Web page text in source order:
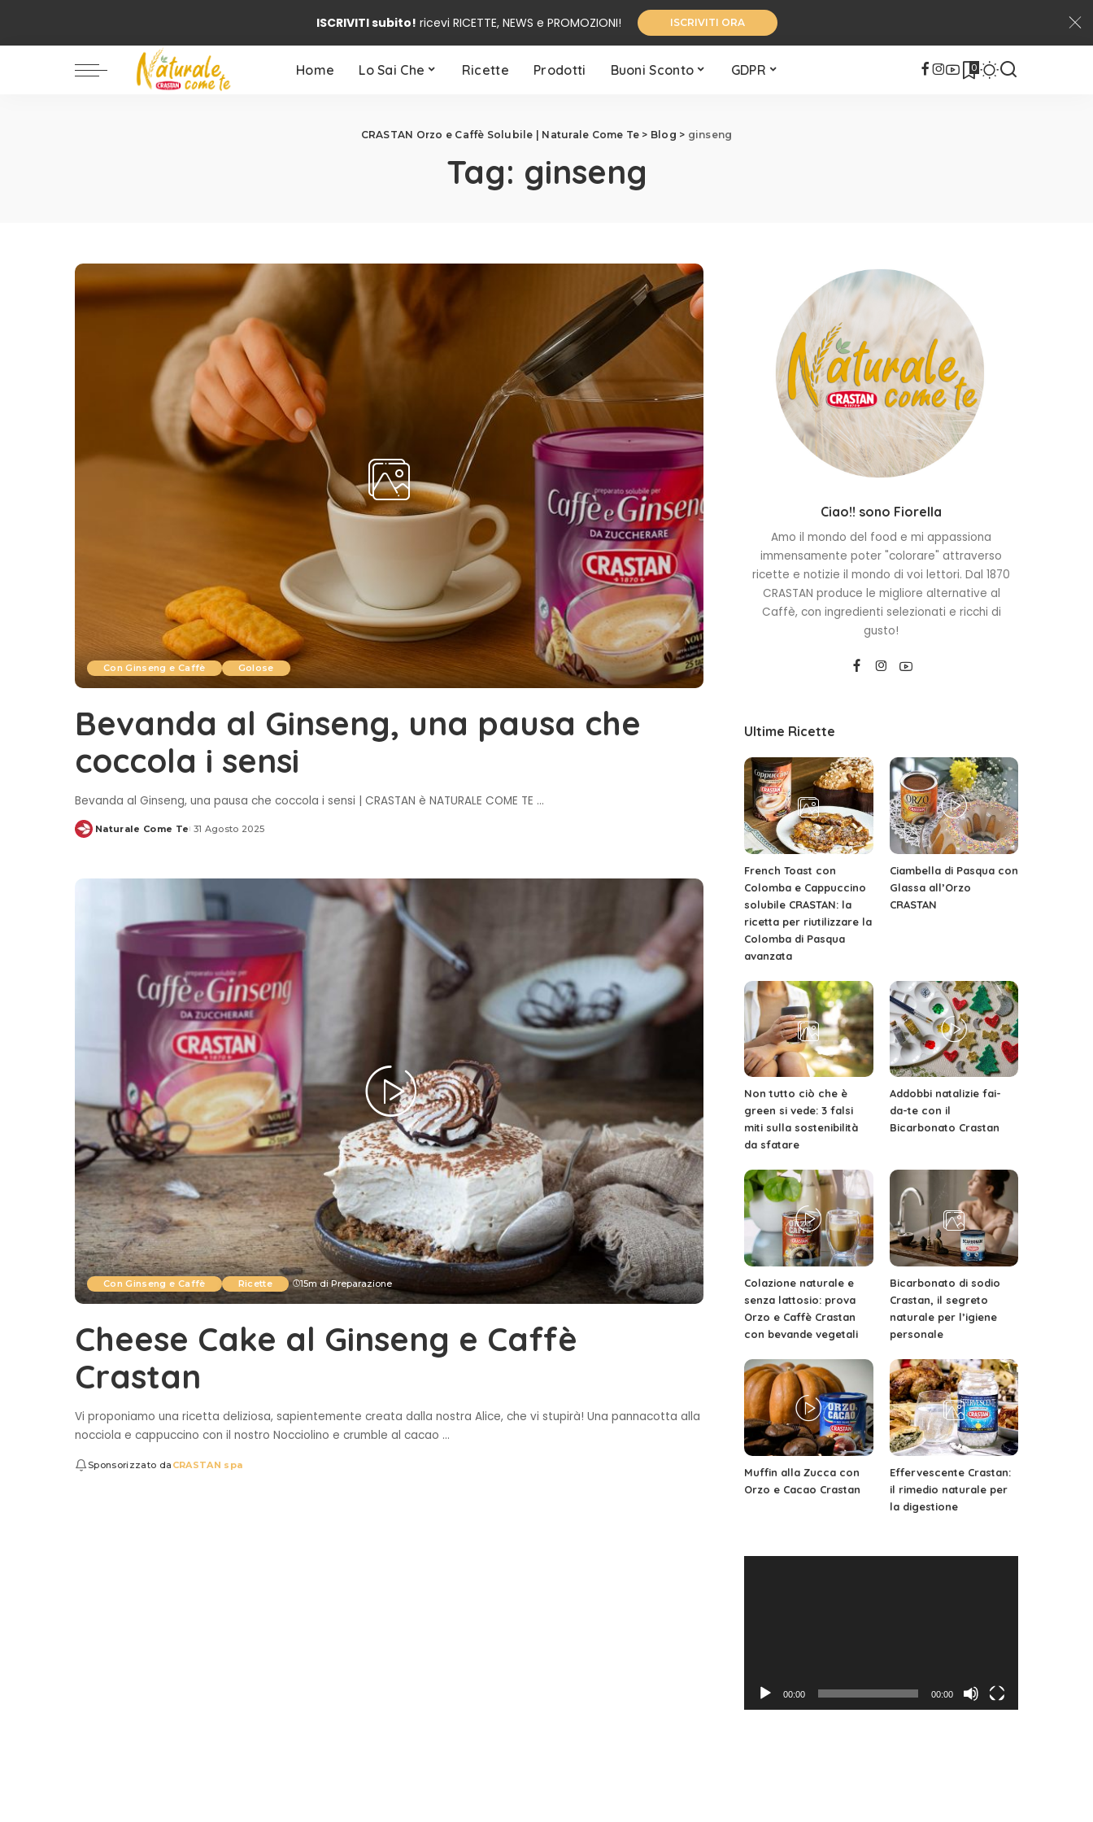
ISCRIVITI subito! ricevi RICETTE, NEWS e PROMOZIONI! ISCRIVITI ORA
Home Lo Sai Che Ricette Prodotti Buoni Sconto GDPR 0
Alimentazione
Benessere
CRASTAN Orzo e Caffè Solubile | Naturale Come Te > Blog > ginseng
Tag: ginseng
Con Ginseng e Caffè Golose
Bevanda al Ginseng, una pausa che
coccola i sensi
Bevanda al Ginseng, una pausa che coccola i sensi | CRASTAN è NATURALE COME TE ...
Posted
Naturale Come Te 31 Agosto 2025
Con Ginseng e Caffè Ricette 15m di Preparazione
Cheese Cake al Ginseng e Caffè
Crastan
Vi proponiamo una ricetta deliziosa, sapientemente creata dalla nostra Alice, che vi stupirà! Una pannacotta alla
nocciola e cappuccino con il nostro Nocciolino e crumble al cacao ...
Sponsorizzato da CRASTAN spa
Ciao!! sono Fiorella
Amo il mondo del food e mi appassiona
immensamente poter "colorare" attraverso
ricette e notizie il mondo di voi lettori. Dal 1870
CRASTAN produce le migliore alternative al
Caffè, con ingredienti selezionati e ricchi di
gusto!
Ultime Ricette
French Toast con
Colomba e Cappuccino
solubile CRASTAN: la
ricetta per riutilizzare la
Colomba di Pasqua
avanzata
Ciambella di Pasqua con
Glassa all’Orzo
CRASTAN
Non tutto ciò che è
green si vede: 3 falsi
miti sulla sostenibilità
da sfatare
Addobbi natalizie fai-
da-te con il
Bicarbonato Crastan
Colazione naturale e
senza lattosio: prova
Orzo e Caffè Crastan
con bevande vegetali
Bicarbonato di sodio
Crastan, il segreto
naturale per l’igiene
personale
Muffin alla Zucca con
Orzo e Cacao Crastan
Effervescente Crastan:
il rimedio naturale per
la digestione
00:00 00:00